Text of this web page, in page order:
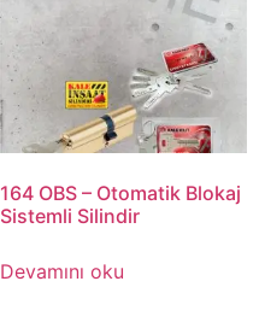
164 OBS – Otomatik Blokaj
Sistemli Silindir
Devamını oku